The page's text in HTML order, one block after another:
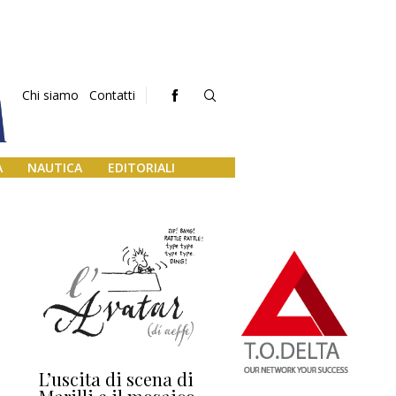
Chi siamo Contatti
NAUTICA EDITORIALI
L’uscita di scena di Darsena a Europa,